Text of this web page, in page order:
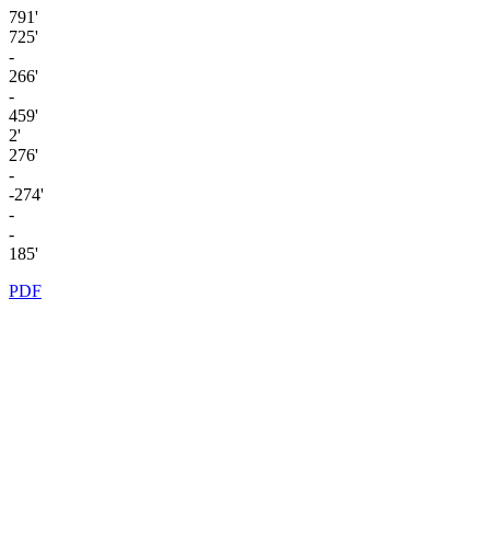
791'
725'
-
266'
-
459'
2'
276'
-
-274'
-
-
185'
PDF